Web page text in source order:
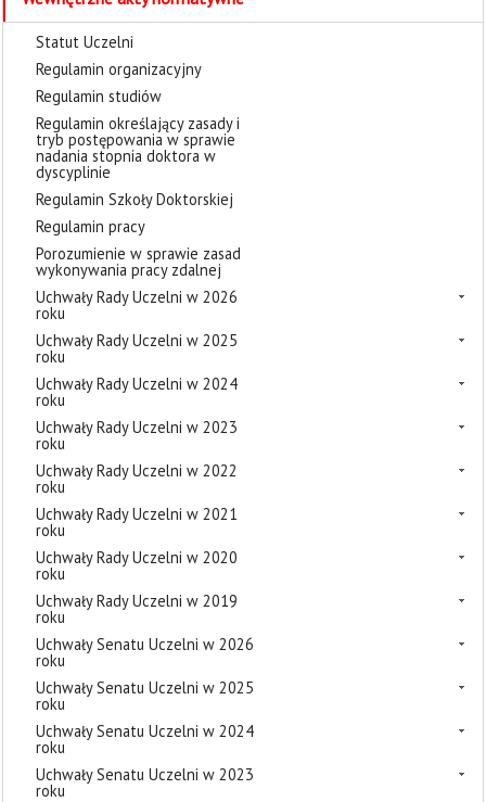
Statut Uczelni
Regulamin organizacyjny
Regulamin studiów
Regulamin określający zasady i
tryb postępowania w sprawie
nadania stopnia doktora w
dyscyplinie
Regulamin Szkoły Doktorskiej
Regulamin pracy
Porozumienie w sprawie zasad
wykonywania pracy zdalnej
Uchwały Rady Uczelni w 2026
roku
Uchwały Rady Uczelni w 2025
roku
Uchwały Rady Uczelni w 2024
roku
Uchwały Rady Uczelni w 2023
roku
Uchwały Rady Uczelni w 2022
roku
Uchwały Rady Uczelni w 2021
roku
Uchwały Rady Uczelni w 2020
roku
Uchwały Rady Uczelni w 2019
roku
Uchwały Senatu Uczelni w 2026
roku
Uchwały Senatu Uczelni w 2025
roku
Uchwały Senatu Uczelni w 2024
roku
Uchwały Senatu Uczelni w 2023
roku